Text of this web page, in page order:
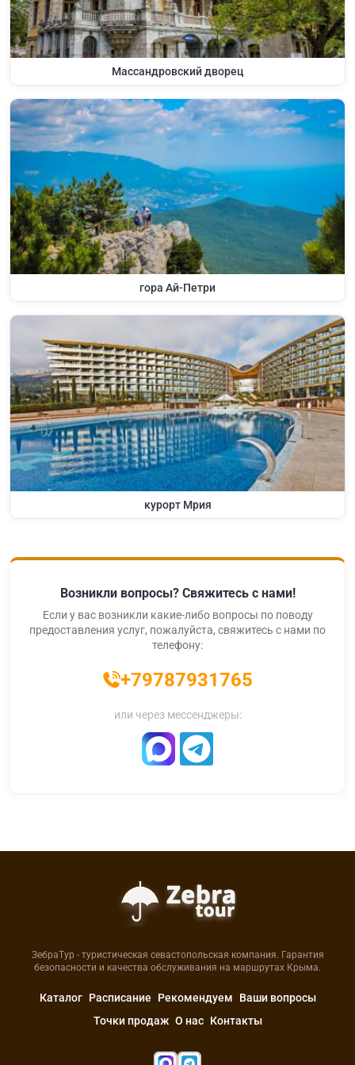
Массандровский дворец
гора Ай-Петри
курорт Мрия
Возникли вопросы? Свяжитесь с нами!
Если у вас возникли какие-либо вопросы по поводу
предоставления услуг, пожалуйста, свяжитесь с нами по
телефону:
+79787931765
или через мессенджеры:
ЗебраТур - туристическая севастопольская компания. Гарантия
безопасности и качества обслуживания на маршрутах Крыма.
Каталог Расписание Рекомендуем
Ваши вопросы
Точки продаж О нас Контакты